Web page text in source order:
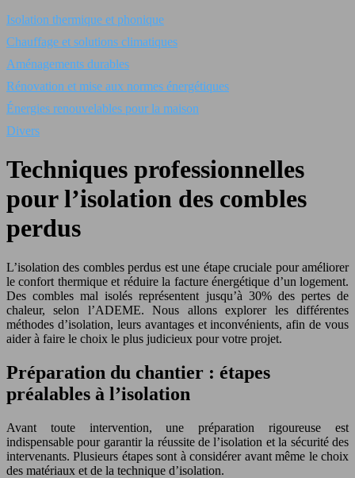
Isolation thermique et phonique
Chauffage et solutions climatiques
Aménagements durables
Rénovation et mise aux normes énergétiques
Énergies renouvelables pour la maison
Divers
Techniques professionnelles
pour l’isolation des combles
perdus
L’isolation des combles perdus est une étape cruciale pour améliorer
le confort thermique et réduire la facture énergétique d’un logement.
Des combles mal isolés représentent jusqu’à 30% des pertes de
chaleur, selon l’ADEME. Nous allons explorer les différentes
méthodes d’isolation, leurs avantages et inconvénients, afin de vous
aider à faire le choix le plus judicieux pour votre projet.
Préparation du chantier : étapes
préalables à l’isolation
Avant toute intervention, une préparation rigoureuse est
indispensable pour garantir la réussite de l’isolation et la sécurité des
intervenants. Plusieurs étapes sont à considérer avant même le choix
des matériaux et de la technique d’isolation.